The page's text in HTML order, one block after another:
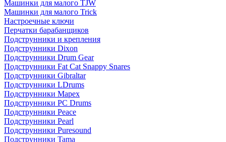
Машинки для малого TJW
Машинки для малого Trick
Настроечные ключи
Перчатки барабанщиков
Подструнники и крепления
Подструнники Dixon
Подструнники Drum Gear
Подструнники Fat Cat Snappy Snares
Подструнники Gibraltar
Подструнники LDrums
Подструнники Mapex
Подструнники PC Drums
Подструнники Peace
Подструнники Pearl
Подструнники Puresound
Подструнники Tama